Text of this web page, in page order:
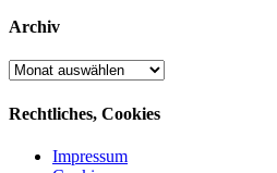
Archiv
Archiv
Rechtliches, Cookies
Impressum